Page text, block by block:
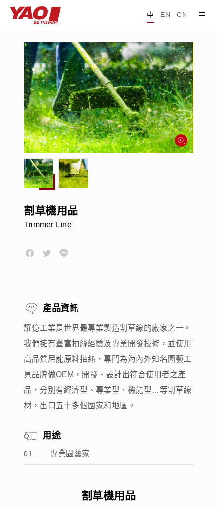
中 EN CN
割草機用品
Trimmer Line
產品資訊
耀億工業是世界最專業製造割草線的廠家之一。
我們擁有豐富抽絲經驗及專業開發技術，並使用
高品質尼龍原料抽絲，專門為海內外知名園藝工
具品牌做OEM，開發、設計出符合使用者之產
品，分別有經濟型、專業型、機能型…等割草線
材，出口五十多個國家和地區。
用途
專業園藝家
割 草機用 品